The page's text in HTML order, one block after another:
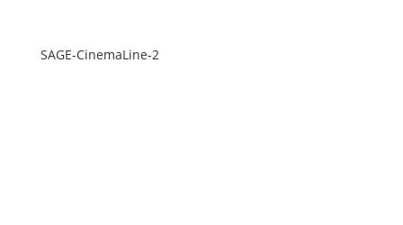
SAGE-CinemaLine-2